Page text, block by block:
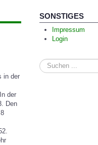
in der
der
Den
SONSTIGES
Impressum
Login
Suchen
...